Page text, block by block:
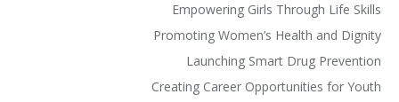
Empowering Girls Through Life Skills
Promoting Women’s Health and Dignity
Launching Smart Drug Prevention
Creating Career Opportunities for Youth